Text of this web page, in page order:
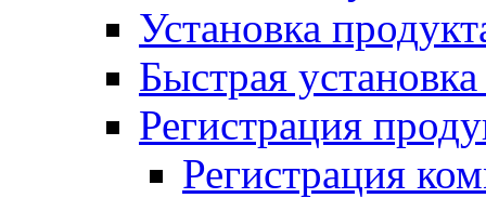
Установка
Быстрая
Регистрация
Регистрация